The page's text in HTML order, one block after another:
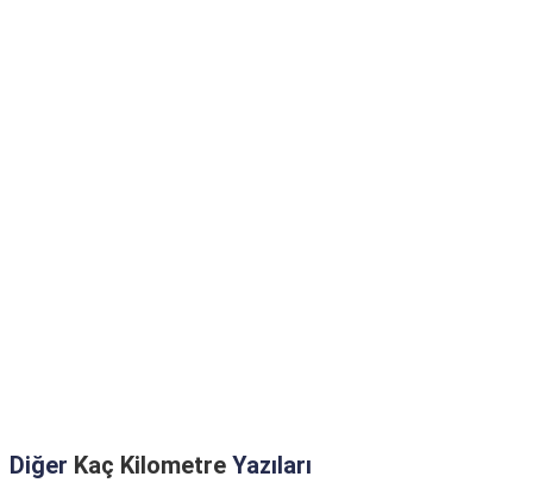
Diğer Kaç Kilometre Yazıları